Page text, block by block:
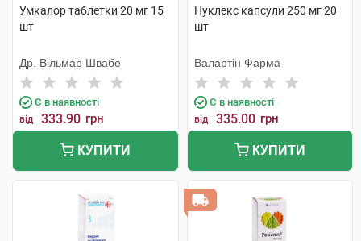
Умкалор таблетки 20 мг 15
шт
Др. Вільмар Швабе
Є в наявності
від 333.90 грн
КУПИТИ
Нуклекс капсули 250 мг 20
шт
Валартін Фарма
Є в наявності
від 335.00 грн
КУПИТИ